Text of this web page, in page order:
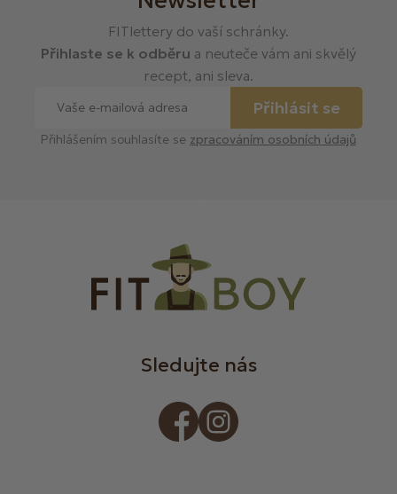
FITlettery do vaší schránky.
Přihlaste se k odběru a neuteče vám ani skvělý
recept, ani sleva.
Přihlásit se
Přihlášením souhlasíte se zpracováním osobních údajů
Sledujte nás